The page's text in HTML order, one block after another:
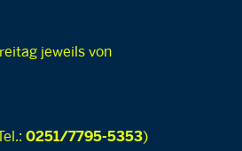
jeweils von
0251/7795-5353)